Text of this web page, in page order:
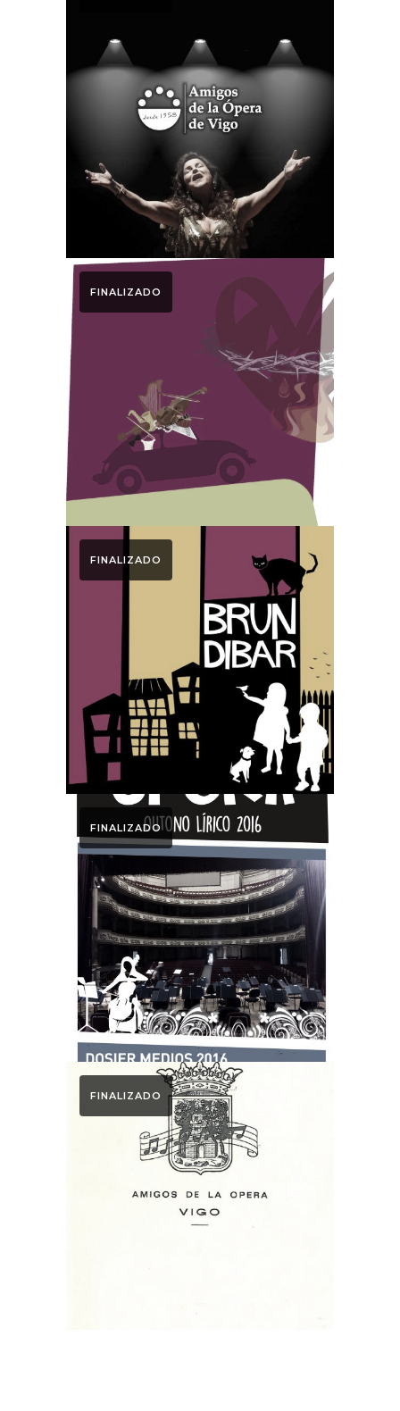
Dossier Medios
Temporada 2021
Otoño Lírico
Dossier Medio
Otoño Lírico 2020
Otoño Lírico
FINALIZADO
Dosier Prensa
Brundibar
2016
FINALIZADO
Dosier
Actividades y
Prensa
temporada 2016
2016
FINALIZADO
Resumen de 12
festivales: 1958-
1969
1958
FINALIZADO